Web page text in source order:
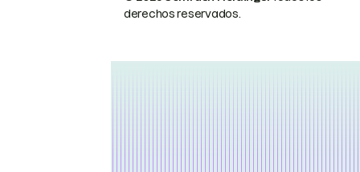
derechos reservados.